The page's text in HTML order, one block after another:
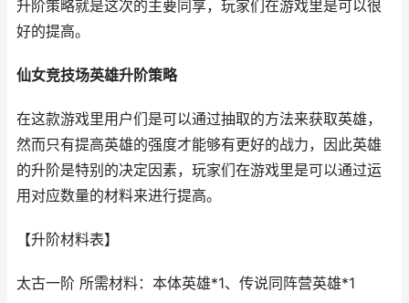
升阶策略就是这次的主要同享，玩家们在游戏里是可以很
好的提高。
仙女竞技场英雄升阶策略
在这款游戏里用户们是可以通过抽取的方法来获取英雄，
然而只有提高英雄的强度才能够有更好的战力，因此英雄
的升阶是特别的决定因素，玩家们在游戏里是可以通过运
用对应数量的材料来进行提高。
【升阶材料表】
太古一阶 所需材料：本体英雄*1、传说同阵营英雄*1